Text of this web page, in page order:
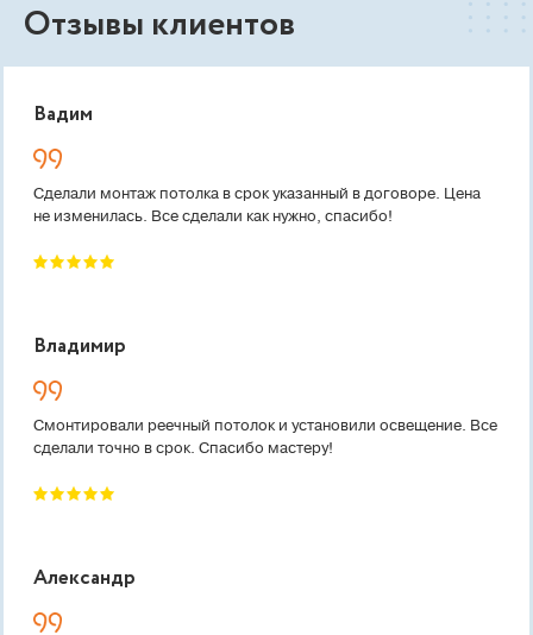
Отзывы клиентов
Вадим
Сделали монтаж потолка в срок указанный в договоре. Цена
не изменилась. Все сделали как нужно, спасибо!
Владимир
Смонтировали реечный потолок и установили освещение. Все
сделали точно в срок. Спасибо мастеру!
Александр